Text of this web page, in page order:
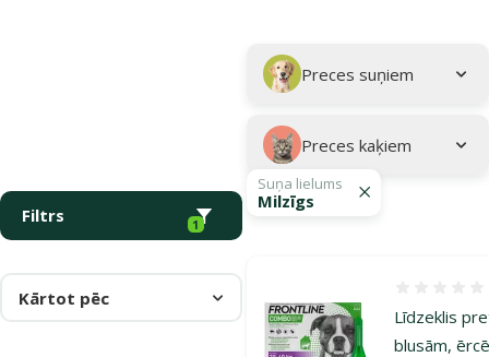
Apakškategorija
Preces suņiem
Preces kaķiem
Filtrs 1
Suņa lielums
Milzīgs
Kārtot pēc
Līdzeklis
blusām,